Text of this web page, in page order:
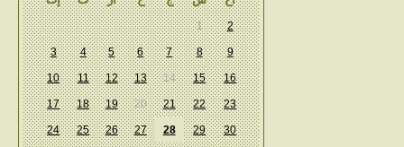
1 2
3 4 5 6 7 8 9
10 11 12 13 14 15 16
17 18 19 20 21 22 23
24 25 26 27 28 29 30